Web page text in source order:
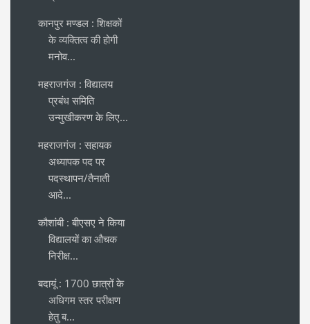
कानपुर मण्डल : शिक्षकों
के व्यक्तित्व की होगी
मनोव...
महराजगंज : विद्यालय
प्रबंध समिति
उन्मुखीकरण के लिए...
महराजगंज : सहायक
अध्यापक पद पर
पदस्थापन/तैनाती
आदे...
कौशांबी : बीएसए ने किया
विद्यालयों का औचक
निरीक्ष...
बदायूं : 1700 छात्रों के
अधिगम स्तर परीक्षण
हेतु ब...